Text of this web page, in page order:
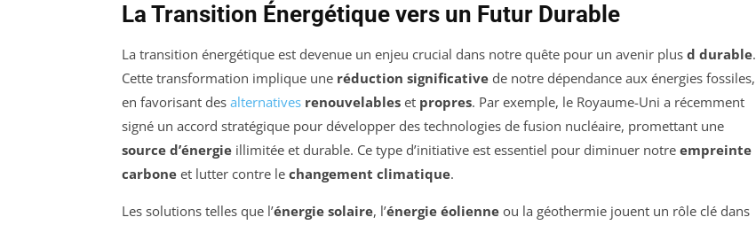
La Transition Énergétique vers un Futur Durable
La transition énergétique est devenue un enjeu crucial dans notre quête pour un avenir plus d durable.
Cette transformation implique une réduction significative de notre dépendance aux énergies fossiles,
en favorisant des alternatives renouvelables et propres. Par exemple, le Royaume-Uni a récemment
signé un accord stratégique pour développer des technologies de fusion nucléaire, promettant une
source d’énergie illimitée et durable. Ce type d’initiative est essentiel pour diminuer notre empreinte
carbone et lutter contre le changement climatique.
Les solutions telles que l’énergie solaire, l’énergie éolienne ou la géothermie jouent un rôle clé dans